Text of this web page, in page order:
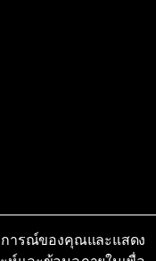
การณ์ของคุณและแสดง